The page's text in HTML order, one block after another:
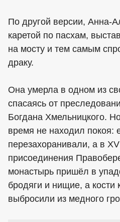
По другой версии, Анна-
каретой по пасхам,
на мосту и тем самым
драку.
Она умерла в одном из
спасаясь от
Богдана Хмельницкого.
время не находил покоя:
перезахоранивали, а в
присоединения
монастырь пришёл в
бродяги и нищие, а кости
выбросили из медного